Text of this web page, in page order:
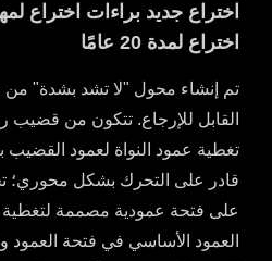
اختراع جديد براءات اختراع
اختراع لمدة 20 عامًا
تم إنشاء محول "لا تشد بشدة" من
القابل للإرجاع. تتكون من قضيب
تغطية عمود النواة لعمود القضيب
قادر على التحرك بشكل محوري؛
على فتحة عمودية مصممة لتغطية
العمود الأساسي في فتحة العمود